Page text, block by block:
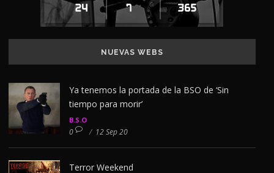
NUEVAS WEBS
Ya tenemos la portada de la BSO de ‘Sin
tiempo para morir’
B.S.O
0 / 12 Sep 20
Terror Weekend